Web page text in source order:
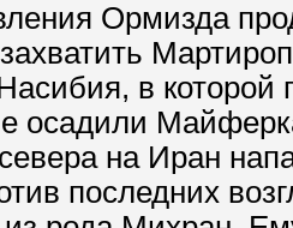
Ормизда
в которой
осадили
на Иран
последних